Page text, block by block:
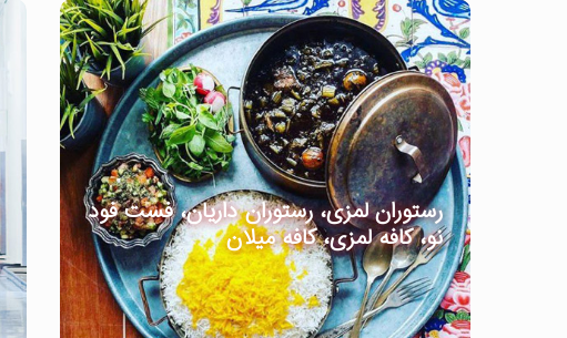
رستوران لمزی، رستوران داریان، فست فود
نو، کافه لمزی، کافه میلان